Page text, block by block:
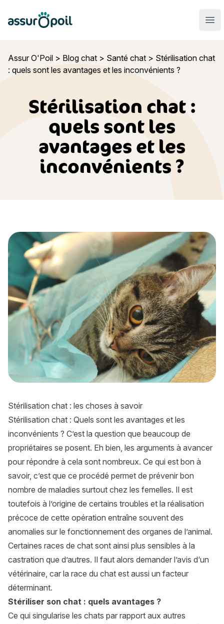
Assur O'Poil
Assur O'Poil > Blog chat > Santé chat > Stérilisation chat
: quels sont les avantages et les inconvénients ?
Stérilisation chat :
quels sont les
avantages et les
inconvénients ?
Stérilisation chat : quels sont les avantages et les
Stérilisation chat : les choses à savoir
Stérilisation chat : Quels sont les avantages et les
inconvénients ? C’est la question que beaucoup de
propriétaires se posent. Eh bien, les arguments à avancer
pour répondre à cela sont nombreux. Ce qui est bon à
savoir, c’est que ce procédé permet de prévenir bon
nombre de maladies surtout chez les femelles. Il est
toutefois à l’origine de certains troubles et la réalisation
précoce de cette opération entraîne souvent des
anomalies sur le fonctionnement des organes de l’animal.
Certaines races de chat sont ainsi plus sensibles à la
castration que d’autres. Il faut alors demander l’avis d‘un
vétérinaire, car la race du chat est aussi un facteur
déterminant.
Stériliser son chat : quels avantages ?
Ce qui singularise les chats par rapport aux autres